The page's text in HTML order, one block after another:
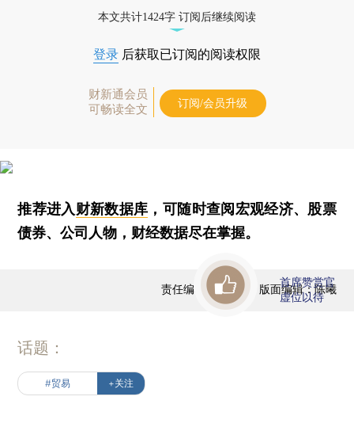
本文共计1424字 订阅后继续阅读
登录 后获取已订阅的阅读权限
财新通会员
可畅读全文
订阅/会员升级
推荐进入财新数据库 ，可随时查阅宏观经济、股票
债券、公司人物，财经数据尽在掌握。
责任编辑：曹文姣 | 版面编辑：陈曦
首席赞赏官
虚位以待
话题：
#贸易 +关注